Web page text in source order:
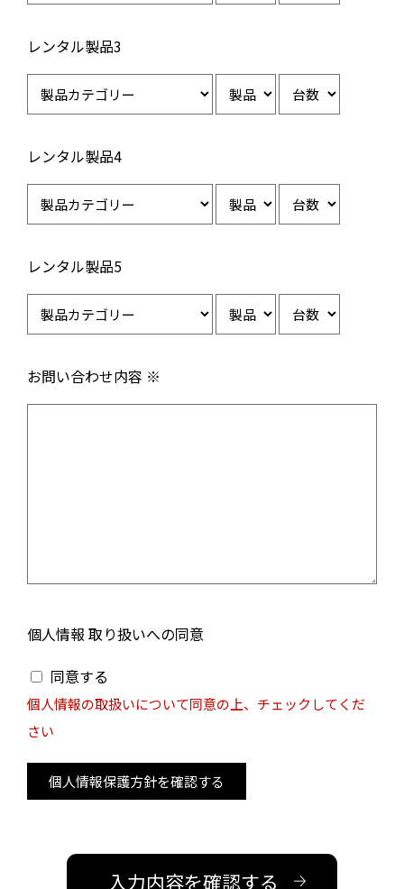
レンタル製品3
レンタル製品4
レンタル製品5
お問い合わせ内容 ※
個人情報 取り扱いへの同意
同意する
個人情報の取扱いについて同意の上、チェックしてくだ
さい
個人情報保護方針を確認する